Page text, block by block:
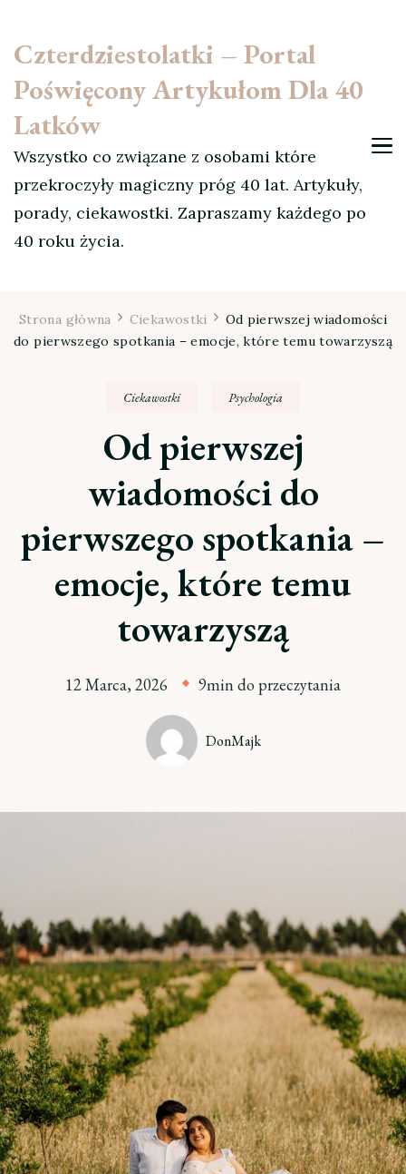
Czterdziestolatki – Portal
Poświęcony Artykułom Dla 40
Latków
Wszystko co związane z osobami które
przekroczyły magiczny próg 40 lat. Artykuły,
porady, ciekawostki. Zapraszamy każdego po
40 roku życia.
Strona główna Ciekawostki
Od pierwszej wiadomości
do pierwszego spotkania – emocje, które temu towarzyszą
Ciekawostki Psychologia
Od pierwszej
wiadomości do
pierwszego spotkania –
emocje, które temu
towarzyszą
12 Marca, 2026 9min do przeczytania
DonMajk